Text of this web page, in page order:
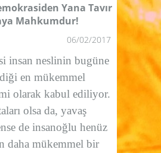
Yana Tavır
Mahkumdur!
06/02/2017
insan neslinin bugüne
en mükemmel
olarak kabul ediliyor.
olsa da, yavaş
de insanoğlu henüz
daha mükemmel bir